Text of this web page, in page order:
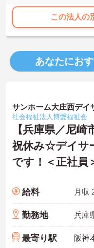
この法人の
あなたにお
サンホーム大庄西デイ
社会福祉法人博愛福祉会
【兵庫県／尼崎
祝休み☆デイサ
です！＜正社員
給料
勤務地 兵庫
最寄り駅